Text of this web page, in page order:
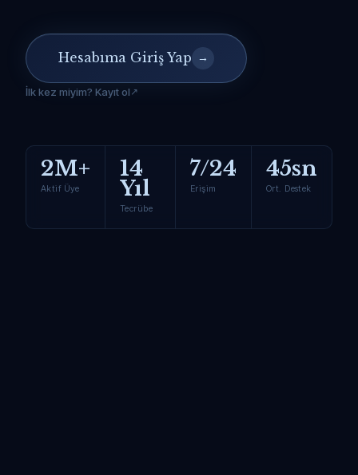
Hesabıma Giriş Yap →
İlk kez miyim? Kayıt ol
2M+
Aktif Üye
14
Yıl
Tecrübe
7/24
Erişim
45sn
Ort. Destek